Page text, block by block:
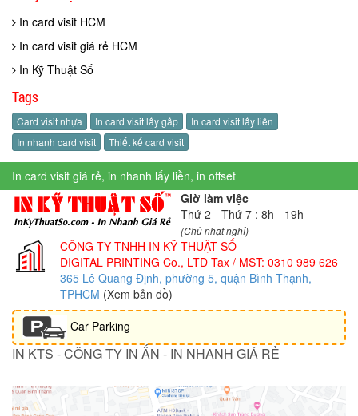
In card visit HCM
In card visit giá rẻ HCM
In Kỹ Thuật Số
Tags
Card visit nhựa In card visit lấy gấp
In card visit lấy liền
In nhanh card visit
Thiết kế card visit
In card visit giá rẻ, in nhanh lấy liền, in offset
Giờ làm việc
Thứ 2 - Thứ 7 : 8h - 19h
(Chủ nhật nghỉ)
CÔNG TY TNHH IN KỸ THUẬT SỐ
DIGITAL PRINTING Co., LTD Tax / MST: 0310 989 626
365 Lê Quang Định, phường 5, quận Bình Thạnh,
TPHCM (Xem bản đồ)
Car Parking
IN KTS - CÔNG TY IN ẤN - IN NHANH GIÁ RẺ